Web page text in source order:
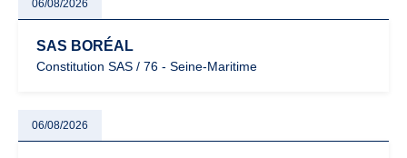
06/08/2026
SAS BORÉAL
Constitution SAS / 76 - Seine-Maritime
06/08/2026